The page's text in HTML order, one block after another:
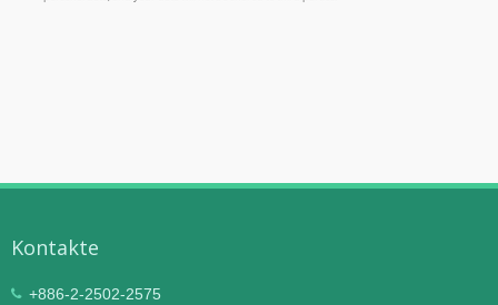
Kontakte
+886-2-2502-2575